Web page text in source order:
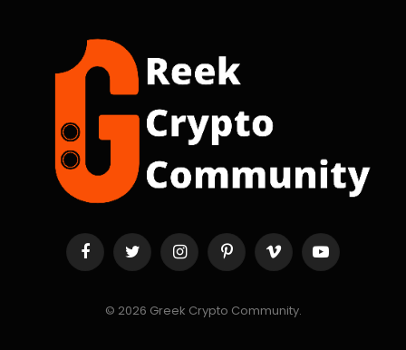
FacebookTwitter InstagramPinterestVimeo YouTube
© 2026 Greek Crypto Community.